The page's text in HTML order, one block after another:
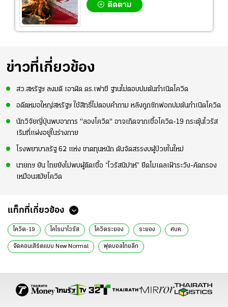
ติดตาม
ข่าวที่เกี่ยวข้อง
สว.สหรัฐฯ ลงมติ เอาผิด ดร.เฟาชี ฐานไม่ตอบปมต้นกำเนิดโควิด
อดีตหมอใหญ่สหรัฐฯ ใช้สิทธิ์ไม่ตอบคำถาม หลังถูกซักฟอกปมต้นกำเนิดโควิด
นักวิจัยญี่ปุ่นพบอาการ "ลองโควิด" อาจเกิดจากเชื้อโควิด-19 กระตุ้นไวรัส
เริมที่แฝงอยู่ในร่างกาย
โรงพยาบาลรัฐ 62 แห่ง ขาดทุนหนัก ดันจัดสรรงบผู้ป่วยในใหม่
นายกฯ ยัน ไทยยังไม่พบผู้ติดเชื้อ “ไวรัสนิปาห์” ยึดโมเดลเฝ้าระวัง-คัดกรอง
เหมือนสมัยโควิด
แท็กที่เกี่ยวข้อง
โควิด-19 โคโรนาไวรัส โควิดระยอง ระยอง ศบค.
จัดคอนเสิร์ตแบบ New Normal ฟุตบอลไทยลีก